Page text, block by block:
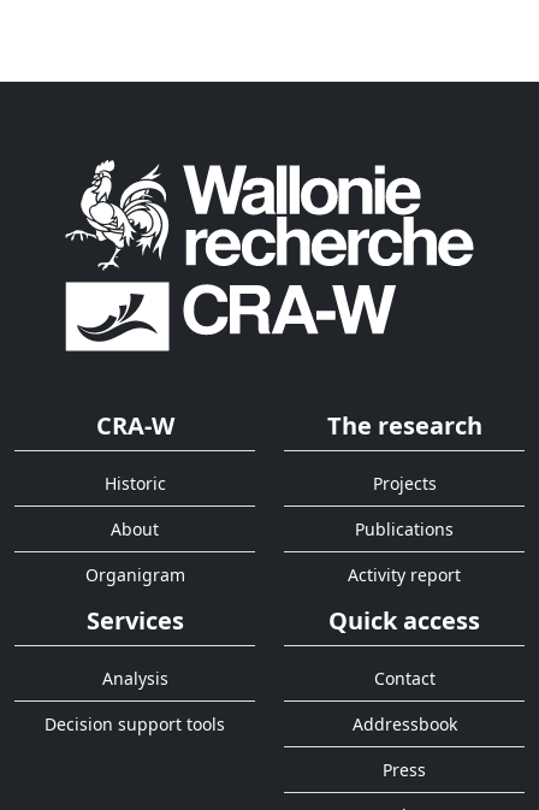
CRA-W
Historic
About
Organigram
The research
Projects
Publications
Activity report
Services
Analysis
Decision support tools
Quick access
Contact
Addressbook
Press